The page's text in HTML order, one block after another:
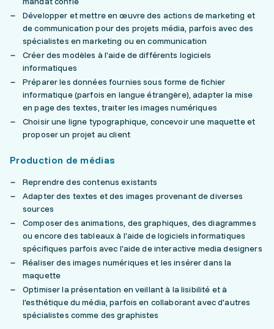
Développer et mettre en œuvre des actions de marketing et
de communication pour des projets média, parfois avec des
spécialistes en marketing ou en communication
Créer des modèles à l'aide de différents logiciels
informatiques
Préparer les données fournies sous forme de fichier
informatique (parfois en langue étrangère), adapter la mise
en page des textes, traiter les images numériques
Choisir une ligne typographique, concevoir une maquette et
proposer un projet au client
Production de médias
Reprendre des contenus existants
Adapter des textes et des images provenant de diverses
sources
Composer des animations, des graphiques, des diagrammes
ou encore des tableaux à l'aide de logiciels informatiques
spécifiques parfois avec l'aide de interactive media designers
Réaliser des images numériques et les insérer dans la
maquette
Optimiser la présentation en veillant à la lisibilité et à
l'esthétique du média, parfois en collaborant avec d'autres
spécialistes comme des graphistes